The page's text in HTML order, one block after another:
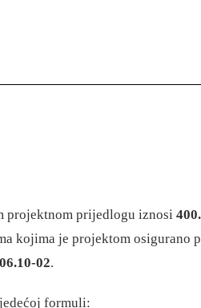
projektnom prijedlogu iznosi
kojima je projektom osigurano
02.
formuli: